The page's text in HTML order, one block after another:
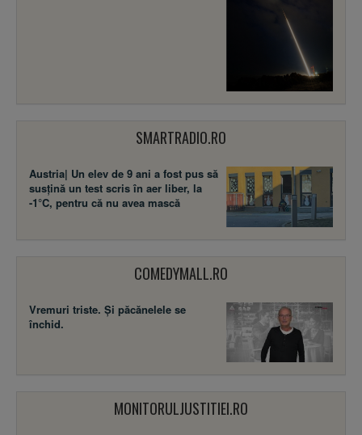
SMARTRADIO.RO
Austria| Un elev de 9 ani a fost pus să
susţină un test scris în aer liber, la
-1°C, pentru că nu avea mască
COMEDYMALL.RO
Vremuri triste. Şi păcănelele se
închid.
MONITORULJUSTITIEI.RO